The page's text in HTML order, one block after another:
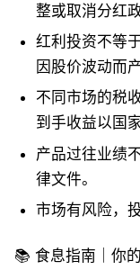
整或取消分红政
红利投资不等
因股价波动而
不同市场的税
到手收益以国
产品过往业绩
律文件。
市场有风险，
📚 食息指南｜你